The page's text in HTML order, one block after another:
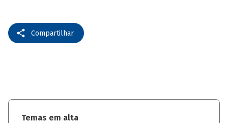
Compartilhar
Temas em alta